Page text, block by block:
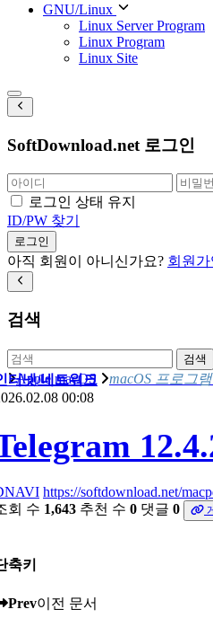
GNU/Linux
Linux Server Program
Linux Program
Linux Site
SoftDownload.net 로그인
로그인 상태 유지
ID/PW 찾기
로그인
아직 회원이 아니신가요? 회원가
검색
검색
Apple macOS macOS 프로그
터넷/네트워크
00:08
https://softdownload.net/
회 수 1,643 추천 수 0 댓글 0
축키
Prev이전 문서